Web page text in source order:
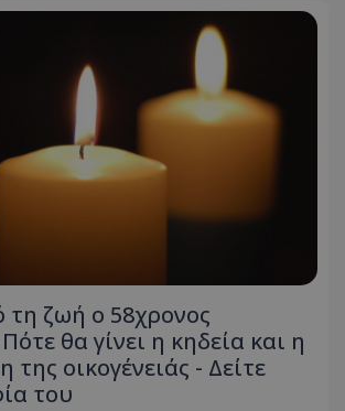
ζωή ο 58χρονος
θα γίνει η κηδεία και η
οικογένειάς - Δείτε
του